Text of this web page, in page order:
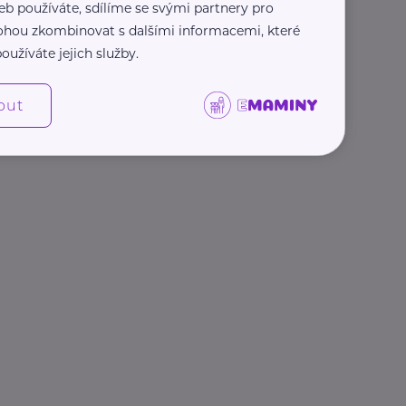
používáte, sdílíme se svými partnery pro
zkombinovat s dalšími informacemi, které
jejich služby.